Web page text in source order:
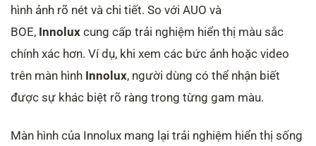
hình ảnh rõ nét và chi tiết. So với AUO và
BOE, Innolux cung cấp trải nghiệm hiển thị màu sắc
chính xác hơn. Ví dụ, khi xem các bức ảnh hoặc video
trên màn hình Innolux, người dùng có thể nhận biết
được sự khác biệt rõ ràng trong từng gam màu.
Màn hình của Innolux mang lại trải nghiệm hiển thị sống